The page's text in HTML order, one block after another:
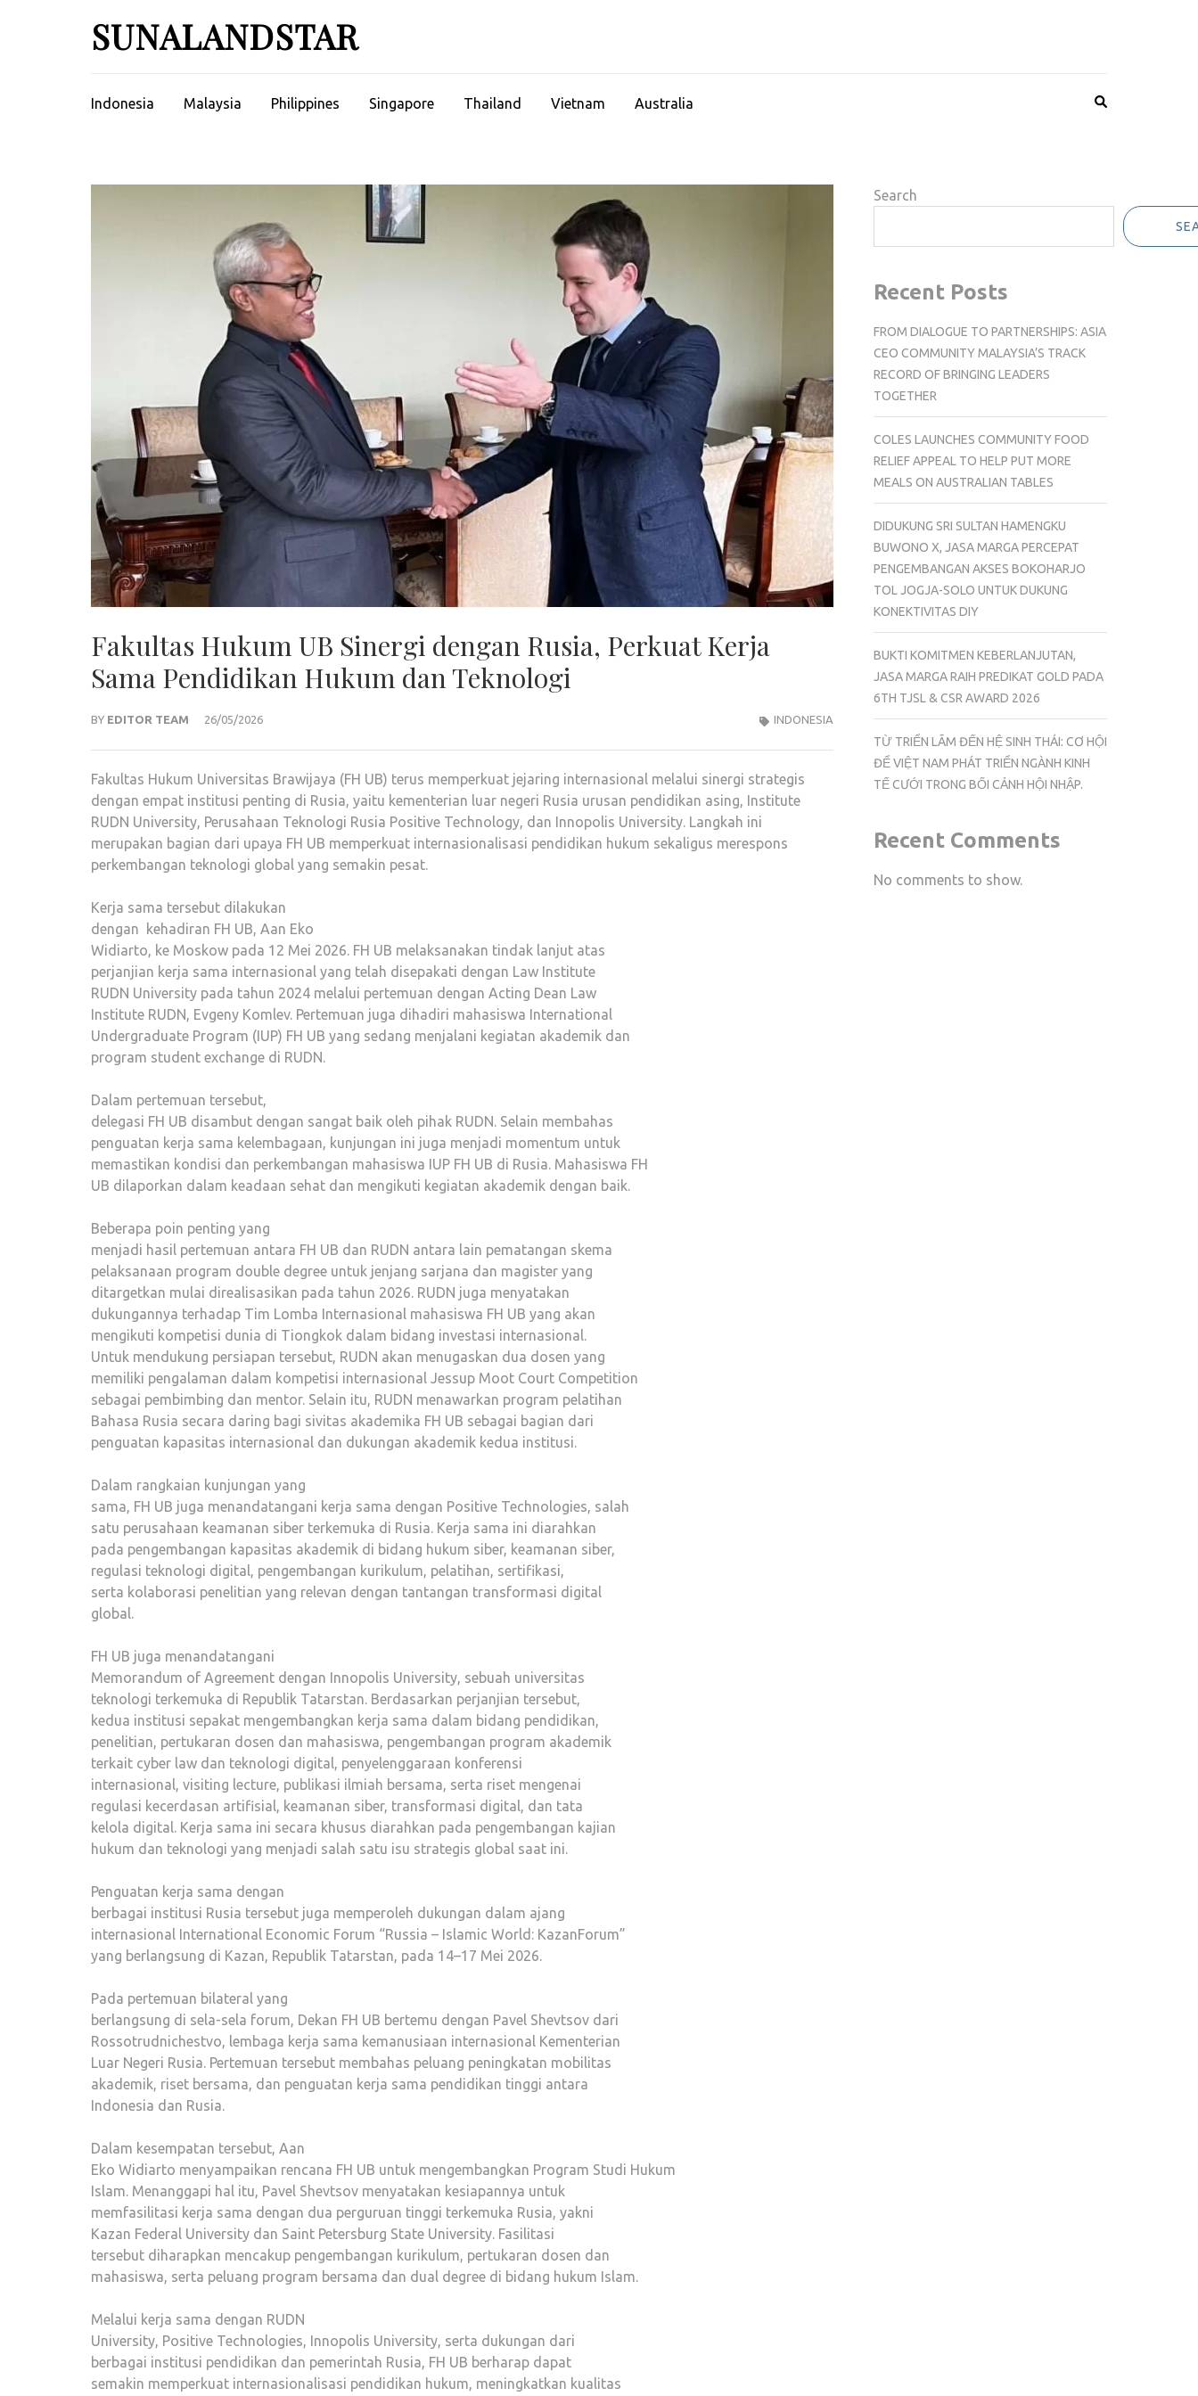
SUNALANDSTAR
Indonesia Malaysia Philippines Singapore Thailand Vietnam Australia
Fakultas Hukum UB Sinergi dengan Rusia, Perkuat Kerja
Sama Pendidikan Hukum dan Teknologi
BY EDITOR TEAM 26/05/2026 INDONESIA
Fakultas Hukum Universitas Brawijaya (FH UB) terus memperkuat jejaring internasional melalui sinergi strategis
dengan empat institusi penting di Rusia, yaitu kementerian luar negeri Rusia urusan pendidikan asing, Institute
RUDN University, Perusahaan Teknologi Rusia Positive Technology, dan Innopolis University. Langkah ini
merupakan bagian dari upaya FH UB memperkuat internasionalisasi pendidikan hukum sekaligus merespons
perkembangan teknologi global yang semakin pesat.
Kerja sama tersebut dilakukan
dengan kehadiran FH UB, Aan Eko
Widiarto, ke Moskow pada 12 Mei 2026. FH UB melaksanakan tindak lanjut atas
perjanjian kerja sama internasional yang telah disepakati dengan Law Institute
RUDN University pada tahun 2024 melalui pertemuan dengan Acting Dean Law
Institute RUDN, Evgeny Komlev. Pertemuan juga dihadiri mahasiswa International
Undergraduate Program (IUP) FH UB yang sedang menjalani kegiatan akademik dan
program student exchange di RUDN.
Dalam pertemuan tersebut,
delegasi FH UB disambut dengan sangat baik oleh pihak RUDN. Selain membahas
penguatan kerja sama kelembagaan, kunjungan ini juga menjadi momentum untuk
memastikan kondisi dan perkembangan mahasiswa IUP FH UB di Rusia. Mahasiswa FH
UB dilaporkan dalam keadaan sehat dan mengikuti kegiatan akademik dengan baik.
Beberapa poin penting yang
menjadi hasil pertemuan antara FH UB dan RUDN antara lain pematangan skema
pelaksanaan program double degree untuk jenjang sarjana dan magister yang
ditargetkan mulai direalisasikan pada tahun 2026. RUDN juga menyatakan
dukungannya terhadap Tim Lomba Internasional mahasiswa FH UB yang akan
mengikuti kompetisi dunia di Tiongkok dalam bidang investasi internasional.
Untuk mendukung persiapan tersebut, RUDN akan menugaskan dua dosen yang
memiliki pengalaman dalam kompetisi internasional Jessup Moot Court Competition
sebagai pembimbing dan mentor. Selain itu, RUDN menawarkan program pelatihan
Bahasa Rusia secara daring bagi sivitas akademika FH UB sebagai bagian dari
penguatan kapasitas internasional dan dukungan akademik kedua institusi.
Dalam rangkaian kunjungan yang
sama, FH UB juga menandatangani kerja sama dengan Positive Technologies, salah
satu perusahaan keamanan siber terkemuka di Rusia. Kerja sama ini diarahkan
pada pengembangan kapasitas akademik di bidang hukum siber, keamanan siber,
regulasi teknologi digital, pengembangan kurikulum, pelatihan, sertifikasi,
serta kolaborasi penelitian yang relevan dengan tantangan transformasi digital
global.
FH UB juga menandatangani
Memorandum of Agreement dengan Innopolis University, sebuah universitas
teknologi terkemuka di Republik Tatarstan. Berdasarkan perjanjian tersebut,
kedua institusi sepakat mengembangkan kerja sama dalam bidang pendidikan,
penelitian, pertukaran dosen dan mahasiswa, pengembangan program akademik
terkait cyber law dan teknologi digital, penyelenggaraan konferensi
internasional, visiting lecture, publikasi ilmiah bersama, serta riset mengenai
regulasi kecerdasan artifisial, keamanan siber, transformasi digital, dan tata
kelola digital. Kerja sama ini secara khusus diarahkan pada pengembangan kajian
hukum dan teknologi yang menjadi salah satu isu strategis global saat ini.
Penguatan kerja sama dengan
berbagai institusi Rusia tersebut juga memperoleh dukungan dalam ajang
internasional International Economic Forum “Russia – Islamic World: KazanForum”
yang berlangsung di Kazan, Republik Tatarstan, pada 14–17 Mei 2026.
Pada pertemuan bilateral yang
berlangsung di sela-sela forum, Dekan FH UB bertemu dengan Pavel Shevtsov dari
Rossotrudnichestvo, lembaga kerja sama kemanusiaan internasional Kementerian
Luar Negeri Rusia. Pertemuan tersebut membahas peluang peningkatan mobilitas
akademik, riset bersama, dan penguatan kerja sama pendidikan tinggi antara
Indonesia dan Rusia.
Dalam kesempatan tersebut, Aan
Eko Widiarto menyampaikan rencana FH UB untuk mengembangkan Program Studi Hukum
Islam. Menanggapi hal itu, Pavel Shevtsov menyatakan kesiapannya untuk
memfasilitasi kerja sama dengan dua perguruan tinggi terkemuka Rusia, yakni
Kazan Federal University dan Saint Petersburg State University. Fasilitasi
tersebut diharapkan mencakup pengembangan kurikulum, pertukaran dosen dan
mahasiswa, serta peluang program bersama dan dual degree di bidang hukum Islam.
Melalui kerja sama dengan RUDN
University, Positive Technologies, Innopolis University, serta dukungan dari
berbagai institusi pendidikan dan pemerintah Rusia, FH UB berharap dapat
semakin memperkuat internasionalisasi pendidikan hukum, meningkatkan kualitas
Search
Recent Posts
FROM DIALOGUE TO PARTNERSHIPS: ASIA
CEO COMMUNITY MALAYSIA’S TRACK
RECORD OF BRINGING LEADERS
TOGETHER
COLES LAUNCHES COMMUNITY FOOD
RELIEF APPEAL TO HELP PUT MORE
MEALS ON AUSTRALIAN TABLES
DIDUKUNG SRI SULTAN HAMENGKU
BUWONO X, JASA MARGA PERCEPAT
PENGEMBANGAN AKSES BOKOHARJO
TOL JOGJA-SOLO UNTUK DUKUNG
KONEKTIVITAS DIY
BUKTI KOMITMEN KEBERLANJUTAN,
JASA MARGA RAIH PREDIKAT GOLD PADA
6TH TJSL & CSR AWARD 2026
TỪ TRIỂN LÃM ĐẾN HỆ SINH THÁI: CƠ HỘI
ĐỂ VIỆT NAM PHÁT TRIỂN NGÀNH KINH
TẾ CƯỚI TRONG BỐI CẢNH HỘI NHẬP.
Recent Comments
No comments to show.